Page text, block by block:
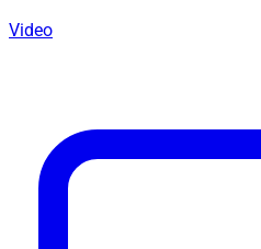
Video